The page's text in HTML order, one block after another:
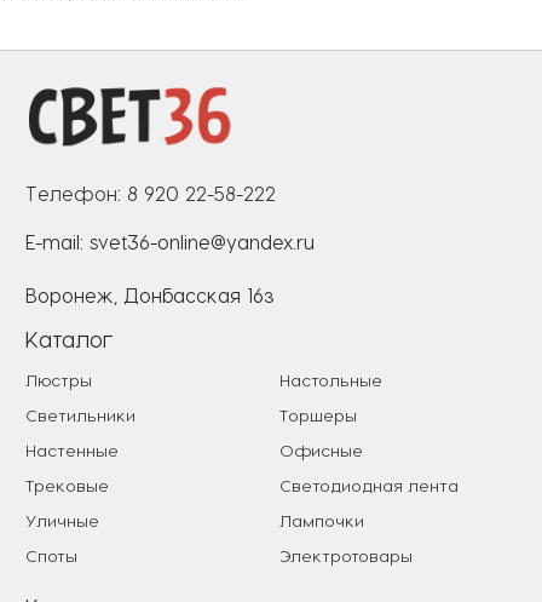
Телефон: 8 920 22-58-222
E-mail: svet36-online@yandex.ru
Воронеж, Донбасская 16з
Каталог
Люстры
Светильники
Настенные
Трековые
Уличные
Споты
Настольные
Торшеры
Офисные
Светодиодная лента
Лампочки
Электротовары